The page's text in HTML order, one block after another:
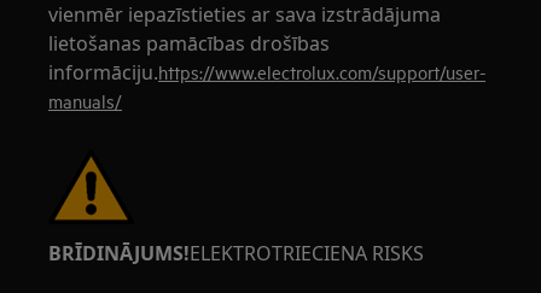
vienmēr iepazīstieties ar sava izstrādājuma
lietošanas pamācības drošības
informāciju.https://www.electrolux.com/support/user-
manuals/
BRĪDINĀJUMS!ELEKTROTRIECIENA RISKS